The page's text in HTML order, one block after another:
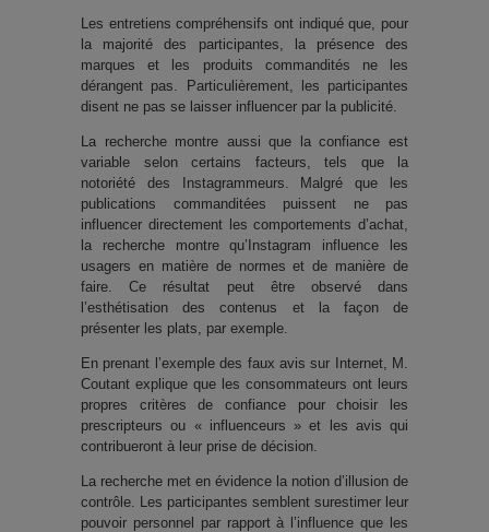
Les entretiens compréhensifs ont indiqué que, pour
la majorité des participantes, la présence des
marques et les produits commandités ne les
dérangent pas. Particulièrement, les participantes
disent ne pas se laisser influencer par la publicité.
La recherche montre aussi que la confiance est
variable selon certains facteurs, tels que la
notoriété des Instagrammeurs. Malgré que les
publications commanditées puissent ne pas
influencer directement les comportements d’achat,
la recherche montre qu’Instagram influence les
usagers en matière de normes et de manière de
faire. Ce résultat peut être observé dans
l’esthétisation des contenus et la façon de
présenter les plats, par exemple.
En prenant l’exemple des faux avis sur Internet, M.
Coutant explique que les consommateurs ont leurs
propres critères de confiance pour choisir les
prescripteurs ou « influenceurs » et les avis qui
contribueront à leur prise de décision.
La recherche met en évidence la notion d’illusion de
contrôle. Les participantes semblent surestimer leur
pouvoir personnel par rapport à l’influence que les